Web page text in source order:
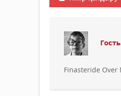
Finasteride Over